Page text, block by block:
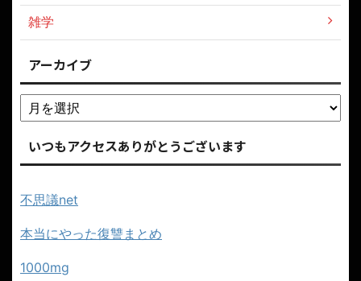
雑学
アーカイブ
いつもアクセスありがとうございます
不思議net
本当にやった復讐まとめ
1000mg